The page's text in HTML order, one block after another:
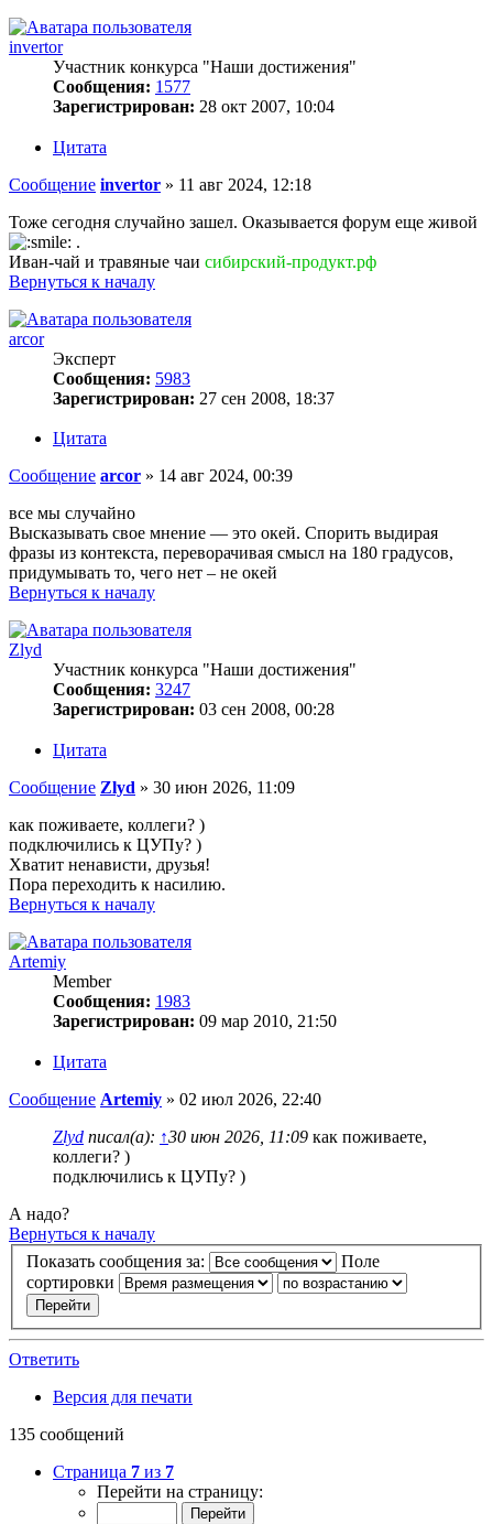
invertor
Участник конкурса "Наши достижения"
Сообщения: 1577
Зарегистрирован: 28 окт 2007, 10:04
Цитата
Сообщение invertor » 11 авг 2024, 12:18
Тоже сегодня случайно зашел. Оказывается форум еще живой
.
Иван-чай и травяные чаи сибирский-продукт.рф
Вернуться к началу
arcor
Эксперт
Сообщения: 5983
Зарегистрирован: 27 сен 2008, 18:37
Цитата
Сообщение arcor » 14 авг 2024, 00:39
все мы случайно
Высказывать свое мнение — это окей. Спорить выдирая
фразы из контекста, переворачивая смысл на 180 градусов,
придумывать то, чего нет – не окей
Вернуться к началу
Zlyd
Участник конкурса "Наши достижения"
Сообщения: 3247
Зарегистрирован: 03 сен 2008, 00:28
Цитата
Сообщение Zlyd » 30 июн 2026, 11:09
как поживаете, коллеги? )
подключились к ЦУПу? )
Хватит ненависти, друзья!
Пора переходить к насилию.
Вернуться к началу
Artemiy
Member
Сообщения: 1983
Зарегистрирован: 09 мар 2010, 21:50
Цитата
Сообщение Artemiy » 02 июл 2026, 22:40
Zlyd писал(а): ↑30 июн 2026, 11:09 как поживаете,
коллеги? )
подключились к ЦУПу? )
А надо?
Вернуться к началу
Показать сообщения за:
Поле
сортировки
Ответить
Версия для печати
135 сообщений
Страница 7 из 7
Перейти на страницу: